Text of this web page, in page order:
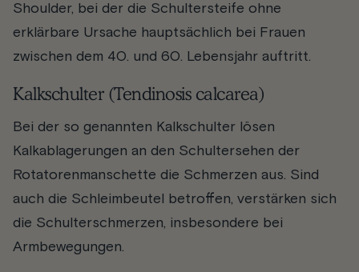
Shoulder, bei der die Schultersteife ohne
erklärbare Ursache hauptsächlich bei Frauen
zwischen dem 40. und 60. Lebensjahr auftritt.
Kalkschulter (Tendinosis calcarea)
Bei der so genannten Kalkschulter lösen
Kalkablagerungen an den Schultersehen der
Rotatorenmanschette die Schmerzen aus. Sind
auch die Schleimbeutel betroffen, verstärken sich
die Schulterschmerzen, insbesondere bei
Armbewegungen.